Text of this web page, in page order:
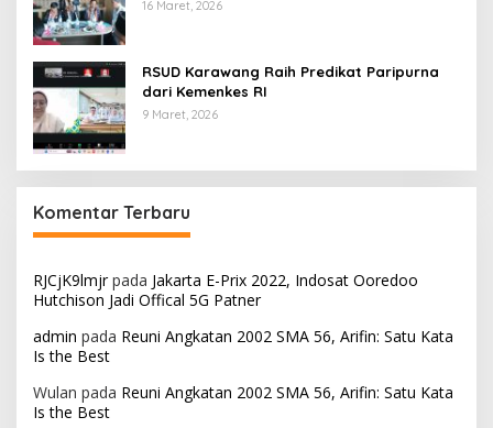
16 Maret, 2026
RSUD Karawang Raih Predikat Paripurna
dari Kemenkes RI
9 Maret, 2026
Komentar Terbaru
RJCjK9lmjrpada Jakarta E-Prix 2022, Indosat Ooredoo
Hutchison Jadi Offical 5G Patner
admin pada Reuni Angkatan 2002 SMA 56, Arifin: Satu Kata
Is the Best
Wulan pada Reuni Angkatan 2002 SMA 56, Arifin: Satu Kata
Is the Best